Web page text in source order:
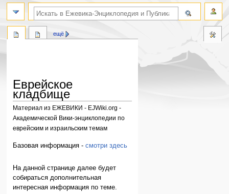
Еврейское
кладбище
Материал из ЕЖЕВИКИ - EJWiki.org -
Академической Вики-энциклопедии по
еврейским и израильским темам
Перейти
навигации
Перейти
поиску
Базовая информация -смотри здесь
На данной странице далее будет
собираться дополнительная
интересная информация по теме.
ещё
поиск по словам